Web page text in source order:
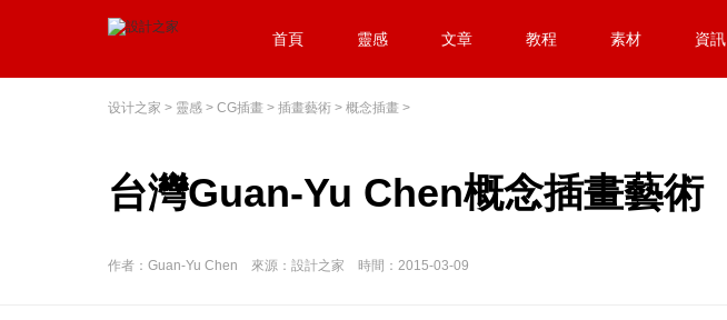
首頁 靈感 文章 教程 素材 資訊
设计之家 > 靈感 > CG插畫 > 插畫藝術 > 概念插畫 >
台灣Guan-Yu Chen概念插畫藝術
作者：Guan-Yu Chen 來源：設計之家 時間：2015-03-09